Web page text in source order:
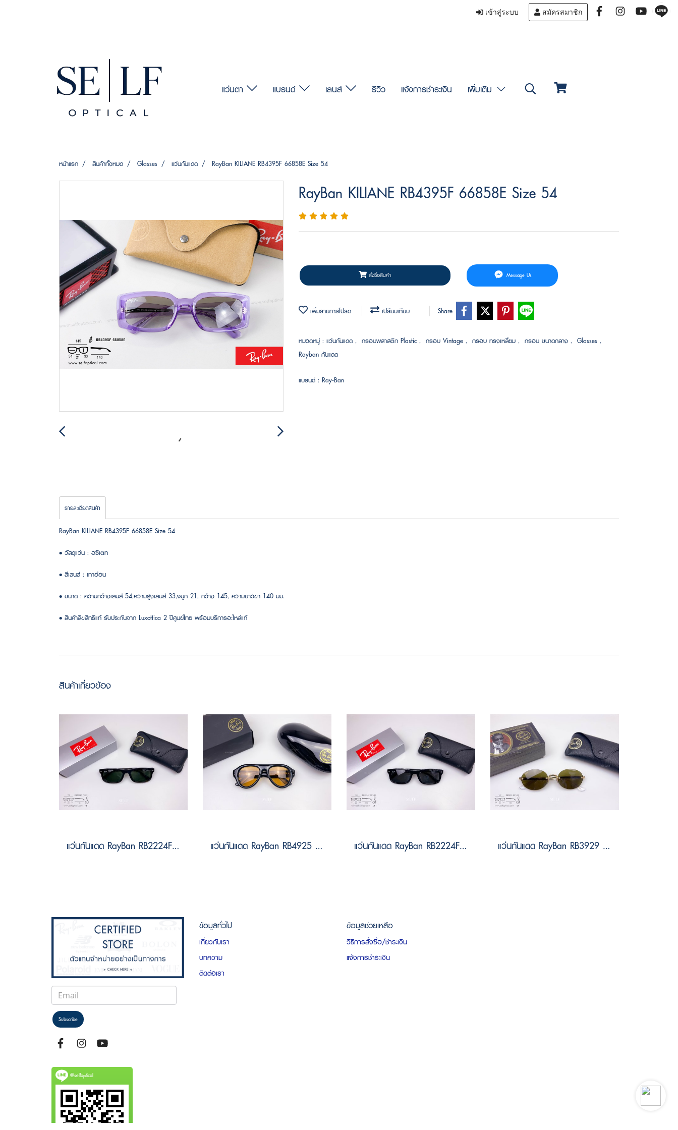
เข้าสู่ระบบ สมัครสมาชิก
แว่นตา แบรนด์ เลนส์ รีวิว แจ้งการชำระเงิน เพิ่มเติม
หน้าแรก สินค้าทั้งหมด Glasses แว่นกันแดด RayBan KILIANE RB4395F 66858E Size 54
RayBan KILIANE RB4395F 66858E Size 54
สั่งซื้อสินค้า Message Us
เพิ่มรายการโปรด เปรียบเทียบ Share
หมวดหมู่ : แว่นกันแดด , กรอบพลาสติก Plastic , กรอบ Vintage , กรอบ ทรงเหลี่ยม , กรอบ ขนาดกลาง , Glasses ,
Rayban กันแดด
แบรนด์ : Ray-Ban
รายละเอียดสินค้า
RayBan KILIANE RB4395F 66858E Size 54
• วัสดุแว่น : อซิเตท
• สีเลนส์ : เทาอ่อน
• ขนาด : ความกว้างเลนส์ 54,ความสูงเลนส์ 33,จมูก 21, กว้าง 145, ความยาวขา 140 มม.
• สินค้าลิขสิทธิแท้ รับประกันจาก Luxottica 2 ปีศูนย์ไทย พร้อมบริการอะไหล่แท้
สินค้าเกี่ยวข้อง
แว่นกันแดด RayBan RB2224F 710/31 Size 57 แว่นกันแดด RayBan RB4925 601/7 Size 52 by A$AP ASAP Rocky ( RayBan Janie Blackpink ) แว่นกันแดด RayBan RB2224F 601/B1 Size 57 แว่นกันแดด RayBan RB3929 001/73 Size 54 by A$AP ASAP Rocky
Subscribe
@selfoptical
ข้อมูลทั่วไป
เกี่ยวกับเรา
บทความ
ติดต่อเรา
ข้อมูลช่วยเหลือ
วิธีการสั่งซื้อ/ชำระเงิน
แจ้งการชำระเงิน